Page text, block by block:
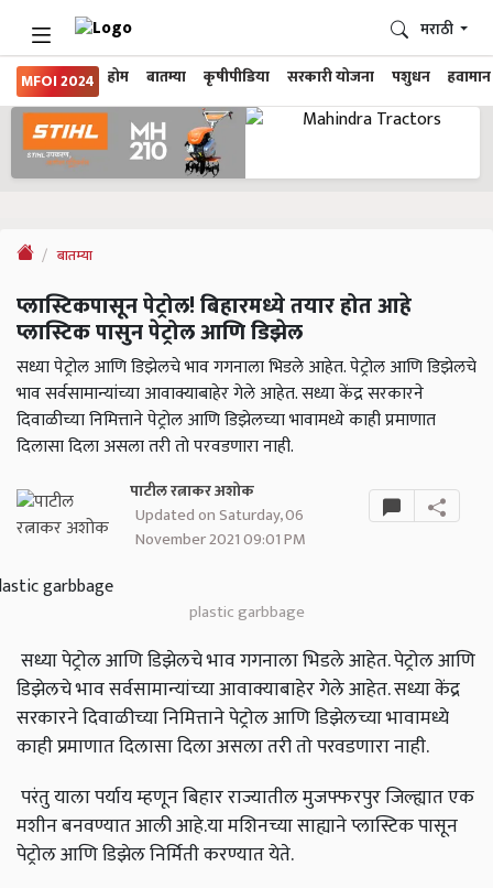
MFOI 2024 होम बातम्या कृषीपीडिया सरकारी योजना पशुधन हवामान
मराठी
बातम्या
प्लास्टिकपासून पेट्रोल! बिहारमध्ये तयार होत आहे
प्लास्टिक पासुन पेट्रोल आणि डिझेल
सध्या पेट्रोल आणि डिझेलचे भाव गगनाला भिडले आहेत. पेट्रोल आणि डिझेलचे
भाव सर्वसामान्यांच्या आवाक्याबाहेर गेले आहेत. सध्या केंद्र सरकारने
दिवाळीच्या निमित्ताने पेट्रोल आणि डिझेलच्या भावामध्ये काही प्रमाणात
दिलासा दिला असला तरी तो परवडणारा नाही.
पाटील रत्नाकर अशोक
Updated on Saturday, 06
November 2021 09:01 PM
plastic garbbage
सध्या पेट्रोल आणि डिझेलचे भाव गगनाला भिडले आहेत. पेट्रोल आणि
डिझेलचे भाव सर्वसामान्यांच्या आवाक्याबाहेर गेले आहेत. सध्या केंद्र
सरकारने दिवाळीच्या निमित्ताने पेट्रोल आणि डिझेलच्या भावामध्ये
काही प्रमाणात दिलासा दिला असला तरी तो परवडणारा नाही.
परंतु याला पर्याय म्हणून बिहार राज्यातील मुजफ्फरपुर जिल्ह्यात एक
मशीन बनवण्यात आली आहे.या मशिनच्या साह्याने प्लास्टिक पासून
पेट्रोल आणि डिझेल निर्मिती करण्यात येते.